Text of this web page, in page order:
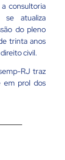
consultoria
se atualiza
do pleno
trinta anos
civil.
RJ traz
em prol dos